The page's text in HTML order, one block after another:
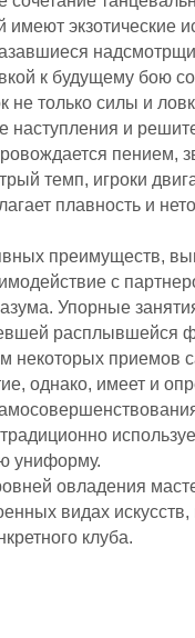
имеют
к будущему бою
не только силы и
наступления и
пением,
темп, игроки
плавность и
преимуществ,
с
Упорные
расплывшейся
некоторых приемов
однако, имеет и
униформу.
овладения
видах
клуба.